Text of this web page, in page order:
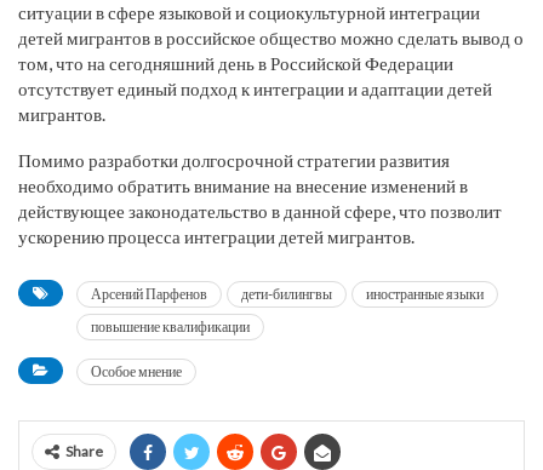
ситуации в сфере языковой и социокультурной интеграции
детей мигрантов в российское общество можно сделать вывод о
том, что на сегодняшний день в Российской Федерации
отсутствует единый подход к интеграции и адаптации детей
мигрантов.
Помимо разработки долгосрочной стратегии развития
необходимо обратить внимание на внесение изменений в
действующее законодательство в данной сфере, что позволит
ускорению процесса интеграции детей мигрантов.
Арсений Парфенов дети-билингвы
иностранные языки
повышение квалификации
Особое мнение
Share